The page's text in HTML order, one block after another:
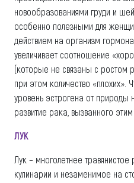
новообразованиями груди и
особенно полезными для
действием на организм
увеличивает соотношение
(которые не связаны с ростом
при этом количество «плохих».
уровень эстрогена от
развитие рака, вызванного
ЛУК
Лук – многолетнее травянистое
кулинарии и незаменимое на